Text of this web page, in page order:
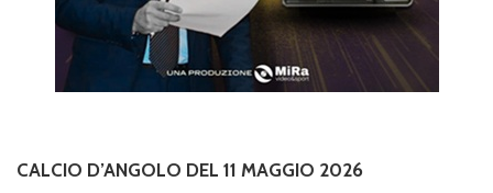
CALCIO D’ANGOLO DEL 11 MAGGIO 2026